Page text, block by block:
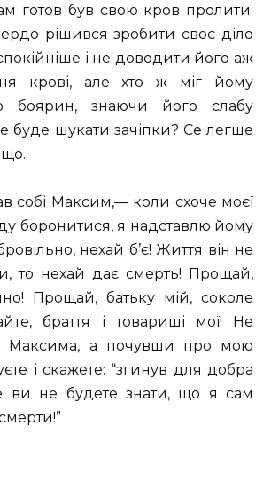
готов був свою кров пролити.
рішився зробити своє діло
і не доводити його аж
крові, але хто ж міг йому
боярин, знаючи його слабу
буде шукати зачіпки? Се легше
що.
собі Максим,— коли схоче моєї
боронитися, я надставлю йому
нехай б’є! Життя він не
то нехай дає смерть! Прощай,
Прощай, батьку мій, соколе
браття і товариші мої! Не
Максима, а почувши про мою
і скажете: “згинув для добра
ви не будете знати, що я сам